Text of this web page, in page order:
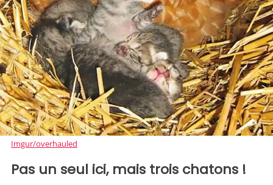
Imgur/overhauled
Pas un seul ici, mais trois chatons !